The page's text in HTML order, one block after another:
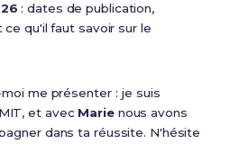
: dates de publication,
qu'il faut savoir sur le
me présenter : je suis
et avec Marienous avons
dans ta réussite. N'hésite